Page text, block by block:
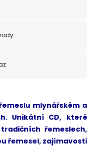
mlynářském a
Unikátní CD, které
řemeslech,
řemesel, zajímavosti